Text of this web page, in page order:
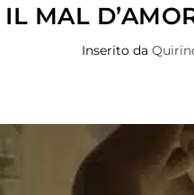
IL MAL
Inserito da